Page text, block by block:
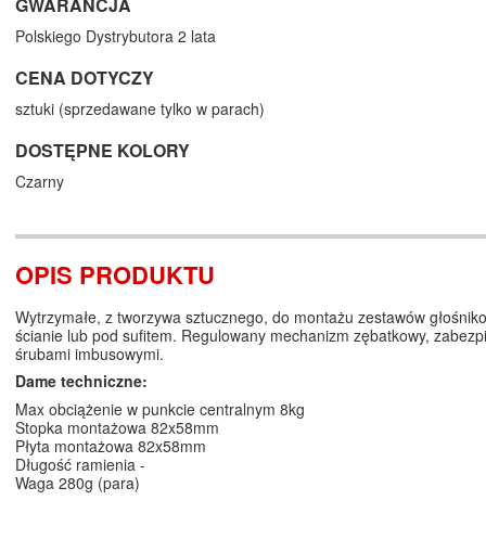
Polskiego Dystrybutora 2 lata
CENA DOTYCZY
sztuki (sprzedawane tylko w parach)
DOSTĘPNE KOLORY
Czarny
OPIS PRODUKTU
Wytrzymałe, z tworzywa sztucznego, do montażu zestawów
ścianie lub pod sufitem. Regulowany mechanizm zębatkowy,
śrubami imbusowymi.
Dame techniczne:
Max obciążenie w punkcie centralnym 8kg
Stopka montażowa 82x58mm
Płyta montażowa 82x58mm
Długość ramienia -
Waga 280g (para)